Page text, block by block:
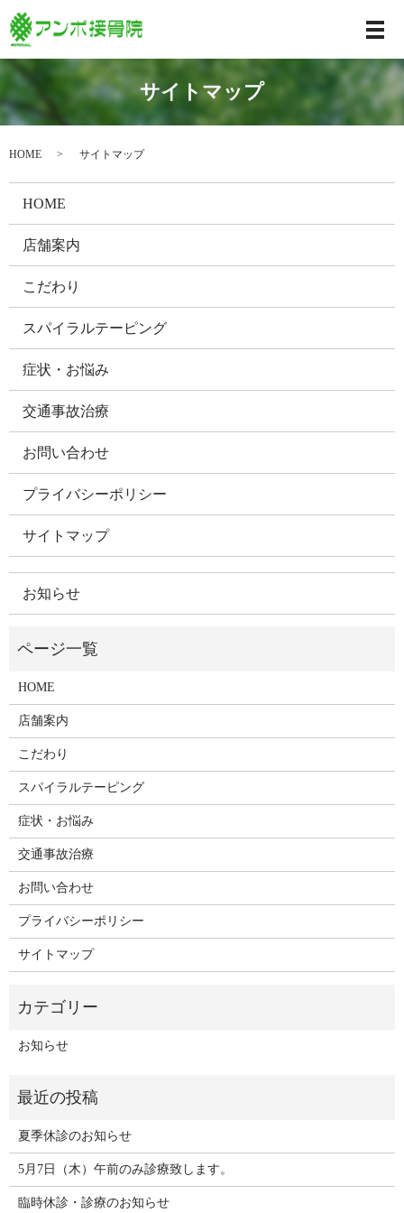
サイトマップ
HOME サイトマップ
HOME
店舗案内
こだわり
スパイラルテーピング
症状・お悩み
交通事故治療
お問い合わせ
プライバシーポリシー
サイトマップ
お知らせ
HOME
店舗案内
こだわり
スパイラルテーピング
症状・お悩み
交通事故治療
お問い合わせ
プライバシーポリシー
サイトマップ
お知らせ
夏季休診のお知らせ
5月7日（木）午前のみ診療致します。
臨時休診・診療のお知らせ